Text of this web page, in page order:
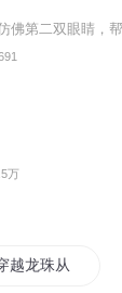
万
越龙珠从赛亚人